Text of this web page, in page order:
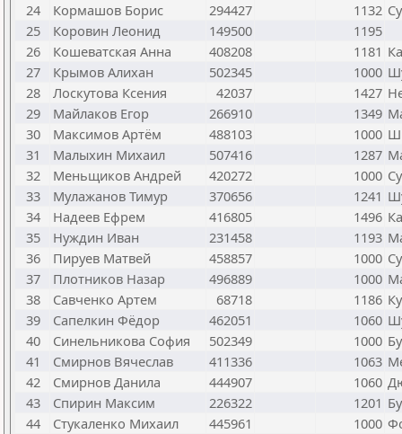
24
Кормашов Борис 294427 1132
25
Коровин Леонид 149500
1195
26
Кошеватская Анна 408208 1181
27
Крымов Алихан 502345 1000
28
Лоскутова Ксения 42037 1427
29
Майлаков Егор 266910 1349
30
Максимов Артём 488103 1000
31
Малыхин Михаил 507416 1287
32
Меньщиков Андрей 420272 1000
33
Мулажанов Тимур 370656 1241
34
Надеев Ефрем 416805 1496
35
Нуждин Иван 231458 1193
36
Пируев Матвей 458857 1000
37
Плотников Назар 496889 1000
38
Савченко Артем 68718 1186
39
Сапелкин Фёдор 462051 1060
40
Синельникова София 502349 1000
41
Смирнов Вячеслав 411336 1063
42
Смирнов Данила 444907 1060
43
Спирин Максим 226322 1201
44
Стукаленко Михаил 445961 1000